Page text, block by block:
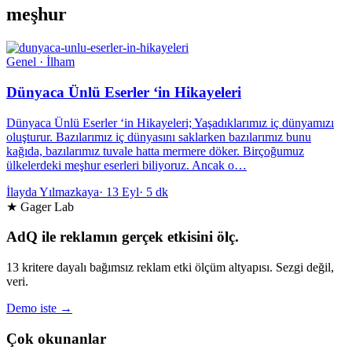
meşhur
Genel · İlham
Dünyaca Ünlü Eserler ‘in Hikayeleri
Dünyaca Ünlü Eserler ‘in Hikayeleri; Yaşadıklarımız iç dünyamızı
oluşturur. Bazılarımız iç dünyasını saklarken bazılarımız bunu
kağıda, bazılarımız tuvale hatta mermere döker. Birçoğumuz
ülkelerdeki meşhur eserleri biliyoruz. Ancak o…
İlayda Yılmazkaya· 13 Eyl· 5 dk
★ Gager Lab
AdQ ile reklamın gerçek etkisini ölç.
13 kritere dayalı bağımsız reklam etki ölçüm altyapısı. Sezgi değil,
veri.
Demo iste →
Çok okunanlar